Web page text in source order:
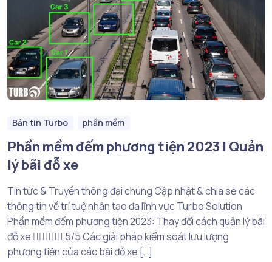
Bản tin Turbo phần mềm
Phần mềm đếm phương tiện 2023 | Quản
lý bãi đỗ xe
Tin tức & Truyền thông đại chúng Cập nhật & chia sẻ các
thông tin về trí tuệ nhân tạo đa lĩnh vực Turbo Solution
Phần mềm đếm phương tiện 2023: Thay đổi cách quản lý bãi
đỗ xe  5/5 Các giải pháp kiểm soát lưu lượng
phương tiện của các bãi đỗ xe […]